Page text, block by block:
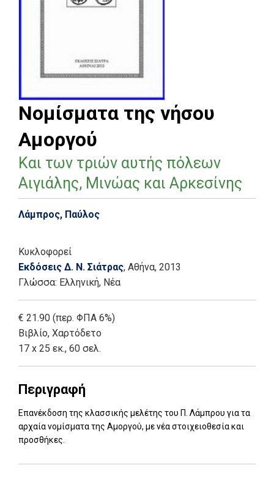
Νομίσματα της νήσου
Αμοργού
Και των τριών αυτής πόλεων
Αιγιάλης, Μινώας και Αρκεσίνης
Λάμπρος, Παύλος
Κυκλοφορεί
Εκδόσεις Δ. Ν. Σιάτρας, Αθήνα, 2013
Γλώσσα: Ελληνική, Νέα
€ 21.90 (περ. ΦΠΑ 6%)
Βιβλίο, Χαρτόδετο
17 x 25 εκ., 60 σελ.
Περιγραφή
Eπανέκδοση της κλασσικής μελέτης του Π. Λάμπρου για τα
αρχαία νομίσματα της Αμοργού, με νέα στοιχειοθεσία και
προσθήκες.